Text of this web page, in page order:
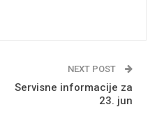
NEXT POST
Servisne informacije za
23. jun